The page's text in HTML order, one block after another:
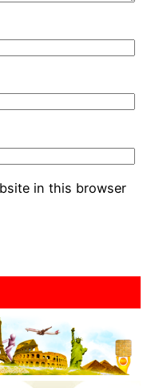
in this browser